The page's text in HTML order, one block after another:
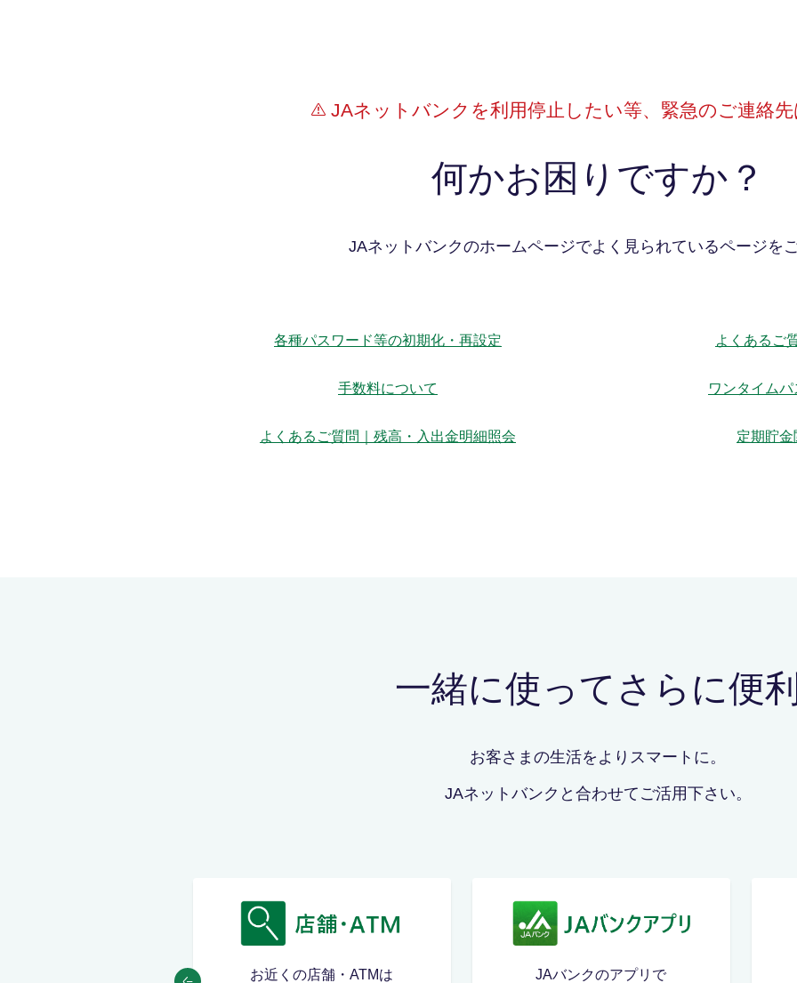
JAネットバンクを利用停止したい等、 緊急のご連絡
何かお困りですか？
JAネットバンクのホームページでよく見られているページを
各種パスワード等の初期化・再設定
手数料について
よくあるご質問｜残高・入出金明細照会
よくあるご
ワンタイム
定期貯
一緒に使ってさらに便
お客さまの生活をよりスマートに。
JAネットバンクと合わせてご活用下さい。
お近くの店舗・ATMは JAバンクのアプリで